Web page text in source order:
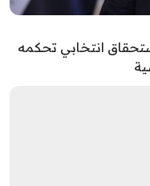
انتخابي تحكمه